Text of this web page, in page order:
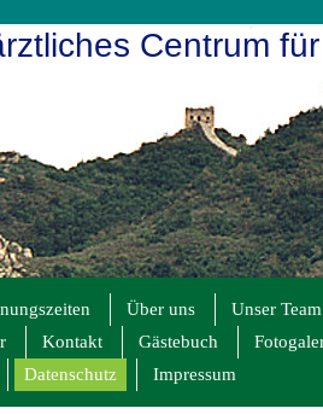
Centrum
Über uns
Unser Team
Kontakt Gästebuch
Datenschutz Impressum